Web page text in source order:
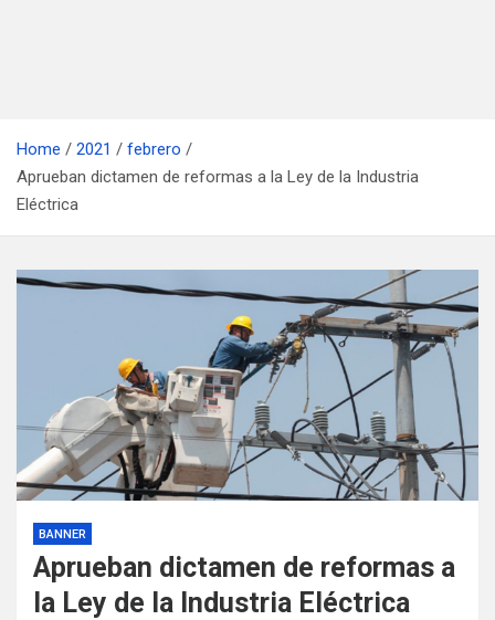
Home 2021
febrero
Aprueban dictamen de reformas a la Ley de la Industria
Eléctrica
BANNER
Aprueban dictamen de reformas a
la Ley de la Industria Eléctrica